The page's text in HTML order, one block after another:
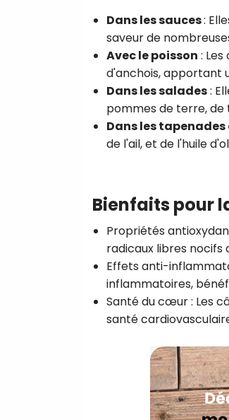
Dans les sauces:
saveur de
Avec le poisson :
d'anchois, apportant
Dans les salades:
pommes de terre, de
Dans les
de l'ail, et de l'huile
Bienfaits pour
Propriétés
radicaux libres nocifs
Effets anti-
inflammatoires,
Santé du cœur: Les
santé